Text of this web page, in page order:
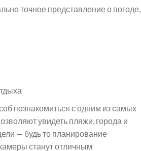
точное представление о погоде,
познакомиться с одним из самых
увидеть пляжи, города и
— будь то планирование
станут отличным